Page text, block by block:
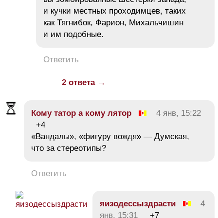
и кучки местных проходимцев, таких
как Тягнибок, Фарион, Михальчишин
и им подобные.
Ответить
2 ответа →
Кому татор а кому лятор
4 янв, 15:22
+4
«Вандалы», «фигуру вождя» — Думская,
что за стереотипы?
Ответить
яизодессыздрасти
4
янв, 15:31
+7